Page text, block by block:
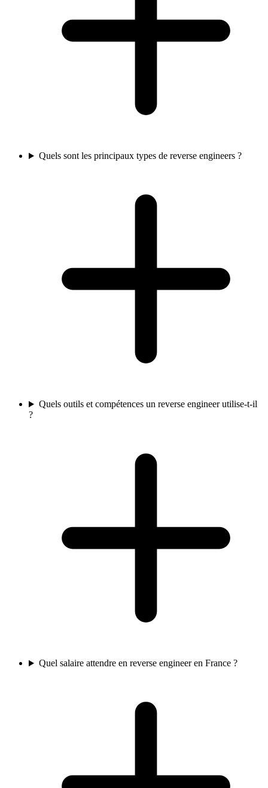
Quels sont les principaux types de reverse engineers ?
Quels outils et compétences un reverse engineer utilise-t-il
?
Quel salaire attendre en reverse engineer en France ?